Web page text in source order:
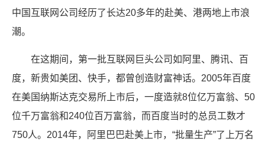
中国互联网公司经历了长达20多年的赴美、港两地上市浪
潮。
在这期间，第一批互联网巨头公司如阿里、腾讯、百
度，新贵如美团、快手，都曾创造财富神话。2005年百度
在美国纳斯达克交易所上市后，一度造就8位亿万富翁、50
位千万富翁和240位百万富翁，而百度当时的总员工数才
750人。2014年，阿里巴巴赴美上市，“批量生产”了上万名